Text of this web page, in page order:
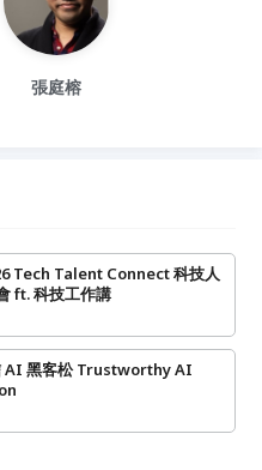
張庭榕
Tech Talent Connect 科技人
ft. 科技工作講
AI 黑客松 Trustworthy AI